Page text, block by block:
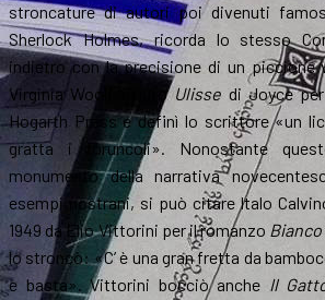
stroncature di autori poi divenuti
Sherlock Holmes, ricorda lo stesso
indietro con la precisione di un piccione
Virginia Woolf rifiutò Ulisse di Joyce
Hogarth Press e definì lo scrittore «un
gratta i foruncoli». Nonostante
monumento della narrativa
esempi nostrani, si può citare Italo
1949 da Elio Vittorini per il romanzo
lo stroncò: «C’ è una gran fretta da
e basta». Vittorini bocciò anche Il